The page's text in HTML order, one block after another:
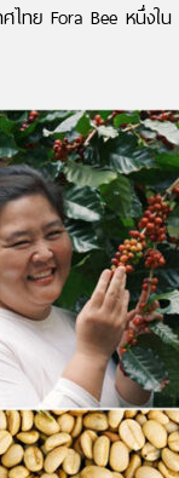
ทย Fora Bee หนึ่งใ